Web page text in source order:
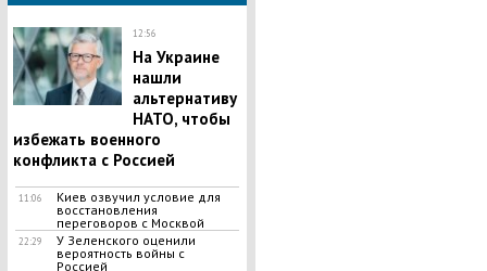
12:56
​На Украине
нашли
альтернативу
НАТО, чтобы
избежать военного
конфликта с Россией
11:06
Киев озвучил условие для
восстановления
переговоров с Москвой
22:29
У Зеленского оценили
вероятность войны с
Россией